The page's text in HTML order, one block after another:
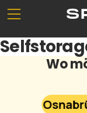
Unserе
Selfstorage-
Wo